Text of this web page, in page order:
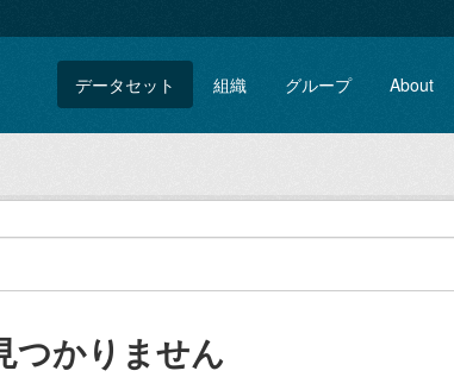
データセット 組織 グループ About
つかりません